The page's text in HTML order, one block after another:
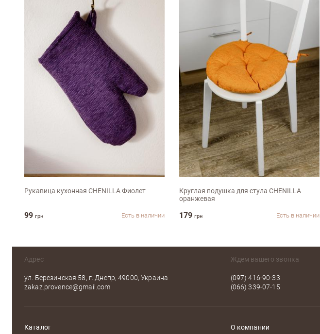
Рукавица кухонная CHENILLA Фиолет
99 грн Есть в наличии
D40см
Круглая подушка для стула CHENILLA
оранжевая
179 грн Есть в наличии
Адрес
ул. Березинская 58, г. Днепр, 49000, Украина
zakaz.provence@gmail.com
Ждем вашего звонка
(097) 416-90-33
(066) 339-07-15
Каталог О компании